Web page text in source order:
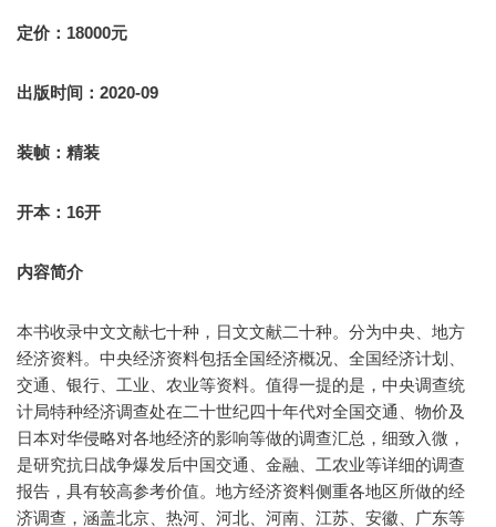
定价：18000元
出版时间：2020-09
装帧：精装
开本：16开
内容简介
本书收录中文文献七十种，日文文献二十种。分为中央、地方
经济资料。中央经济资料包括全国经济概况、全国经济计划、
交通、银行、工业、农业等资料。值得一提的是，中央调查统
计局特种经济调查处在二十世纪四十年代对全国交通、物价及
日本对华侵略对各地经济的影响等做的调查汇总，细致入微，
是研究抗日战争爆发后中国交通、金融、工农业等详细的调查
报告，具有较高参考价值。地方经济资料侧重各地区所做的经
济调查，涵盖北京、热河、河北、河南、江苏、安徽、广东等